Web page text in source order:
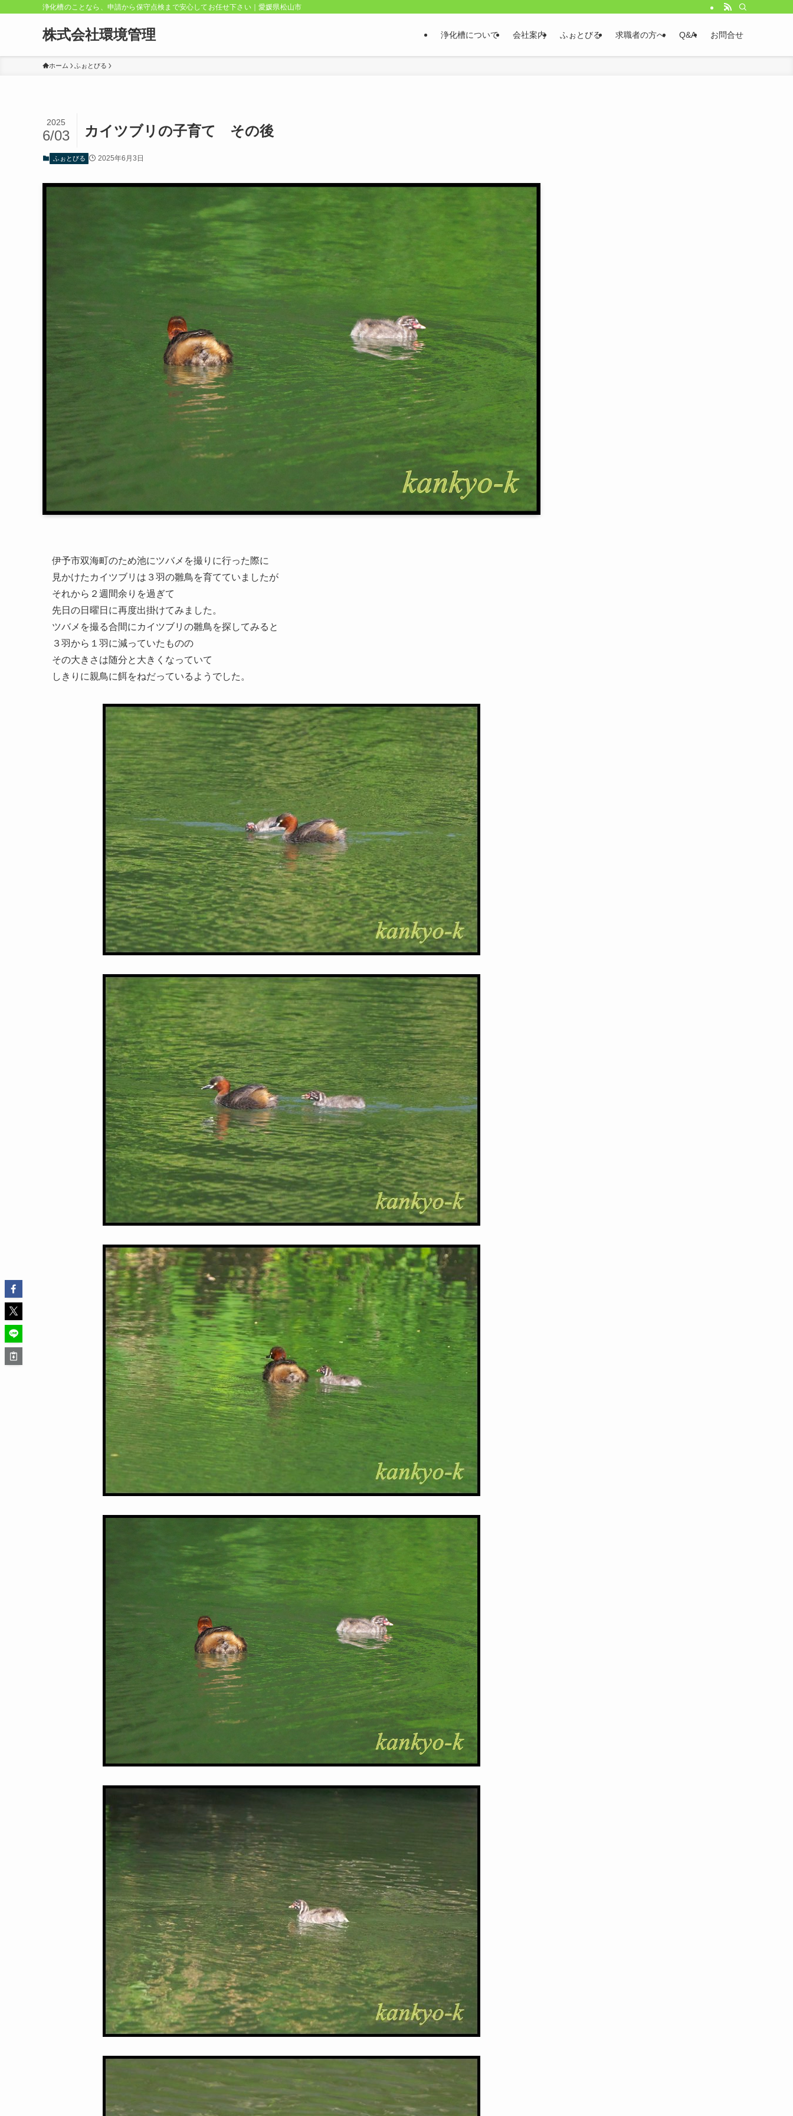
浄化槽のことなら、申請から保守点検まで安心してお任せ下さい｜愛媛県松山市
株式会社環境管理 浄化槽について 会社案内 ふぉとびる 求職者の方へ Q&A お問合せ
ホーム ふぉとびる
カイツブリの子育て その後
2025
6/03
ふぉとびる 2025年6月3日
伊予市双海町のため池にツバメを撮りに行った際に
見かけたカイツブリは３羽の雛鳥を育てていましたが
それから２週間余りを過ぎて
先日の日曜日に再度出掛けてみました。
ツバメを撮る合間にカイツブリの雛鳥を探してみると
３羽から１羽に減っていたものの
その大きさは随分と大きくなっていて
しきりに親鳥に餌をねだっているようでした。